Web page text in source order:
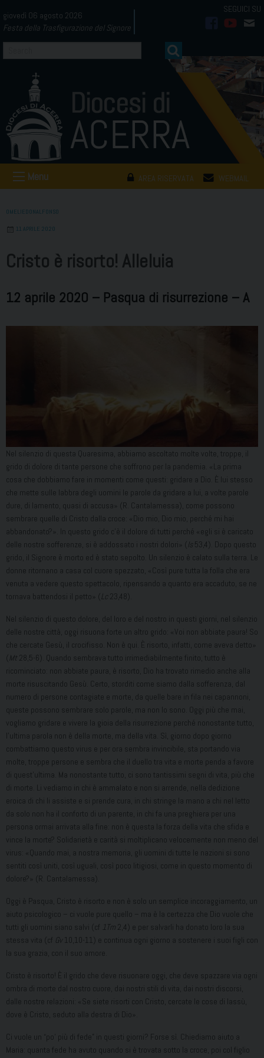
to
content
giovedì 06 agosto 2026
Festa della Trasfigurazione del Signore
AREA RISERVATA WEBMAIL
Menu
OMELIEDONALFONSO
11 APRILE 2020
Cristo è risorto! Alleluia
12 aprile 2020 – Pasqua di risurrezione – A
Nel silenzio di questa Quaresima, abbiamo ascoltato molte volte, troppe, il
grido di dolore di tante persone che soffrono per la pandemia. «La prima
cosa che dobbiamo fare in momenti come questi: gridare a Dio. È lui stesso
che mette sulle labbra degli uomini le parole da gridare a lui, a volte parole
dure, di lamento, quasi di accusa» (R. Cantalamessa), come possono
sembrare quelle di Cristo dalla croce: «Dio mio, Dio mio, perché mi hai
abbandonato?». In questo grido c’è il dolore di tutti perché «egli si è caricato
delle nostre sofferenze, si è addossato i nostri dolori» ( Is 53,4). Dopo questo
grido, il Signore è morto ed è stato sepolto. Un silenzio è calato sulla terra. Le
donne ritornano a casa col cuore spezzato, «Così pure tutta la folla che era
venuta a vedere questo spettacolo, ripensando a quanto era accaduto, se ne
tornava battendosi il petto» ( Lc 23,48).
Nel silenzio di questo dolore, del loro e del nostro in questi giorni, nel silenzio
delle nostre città, oggi risuona forte un altro grido: «Voi non abbiate paura! So
che cercate Gesù, il crocifisso. Non è qui. È risorto, infatti, come aveva detto»
( Mt 28,5-6). Quando sembrava tutto irrimediabilmente finito, tutto è
ricominciato: non abbiate paura, è risorto, Dio ha trovato rimedio anche alla
morte risuscitando Gesù. Certo, storditi come siamo dalla sofferenza, dal
numero di persone contagiate e morte, da quelle bare in fila nei capannoni,
queste possono sembrare solo parole, ma non lo sono. Oggi più che mai,
vogliamo gridare e vivere la gioia della risurrezione perché nonostante tutto,
l’ultima parola non è della morte, ma della vita. Sì, giorno dopo giorno
combattiamo questo virus e per ora sembra invincibile, sta portando via
molte, troppe persone e sembra che il duello tra vita e morte penda a favore
di quest’ultima. Ma nonostante tutto, ci sono tantissimi segni di vita, più che
di morte. Li vediamo in chi è ammalato e non si arrende, nella dedizione
eroica di chi li assiste e si prende cura, in chi stringe la mano a chi nel letto
da solo non ha il conforto di un parente, in chi fa una preghiera per una
persona ormai arrivata alla fine: non è questa la forza della vita che sfida e
vince la morte? Solidarietà e carità si moltiplicano velocemente non meno del
virus: «Quando mai, a nostra memoria, gli uomini di tutte le nazioni si sono
sentiti così uniti, così uguali, così poco litigiosi, come in questo momento di
dolore?» (R. Cantalamessa).
Oggi è Pasqua, Cristo è risorto e non è solo un semplice incoraggiamento, un
aiuto psicologico – ci vuole pure quello – ma è la certezza che Dio vuole che
tutti gli uomini siano salvi (cf 1Tm 2,4) e per salvarli ha donato loro la sua
stessa vita (cf Gv
10,10-11) e continua ogni giorno a sostenere i suoi figli con
la sua grazia, con il suo amore.
Cristo è risorto! È il grido che deve risuonare oggi, che deve spazzare via ogni
ombra di morte dal nostro cuore, dai nostri stili di vita, dai nostri discorsi,
dalle nostre relazioni: «Se siete risorti con Cristo, cercate le cose di lassù,
dove è Cristo, seduto alla destra di Dio».
Ci vuole un “po’ più di fede” in questi giorni? Forse sì. Chiediamo aiuto a
Maria: quanta fede ha avuto quando si è trovata sotto la croce, poi col figlio